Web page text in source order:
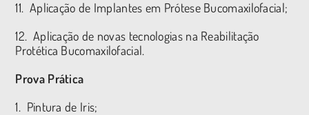
11. Aplicação de Implantes em Prótese Bucomaxilofacial;
12. Aplicação de novas tecnologias na Reabilitação
Protética Bucomaxilofacial.
Prova Prática
1. Pintura de Iris;